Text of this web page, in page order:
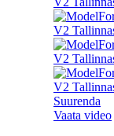
Suurenda
Vaata video